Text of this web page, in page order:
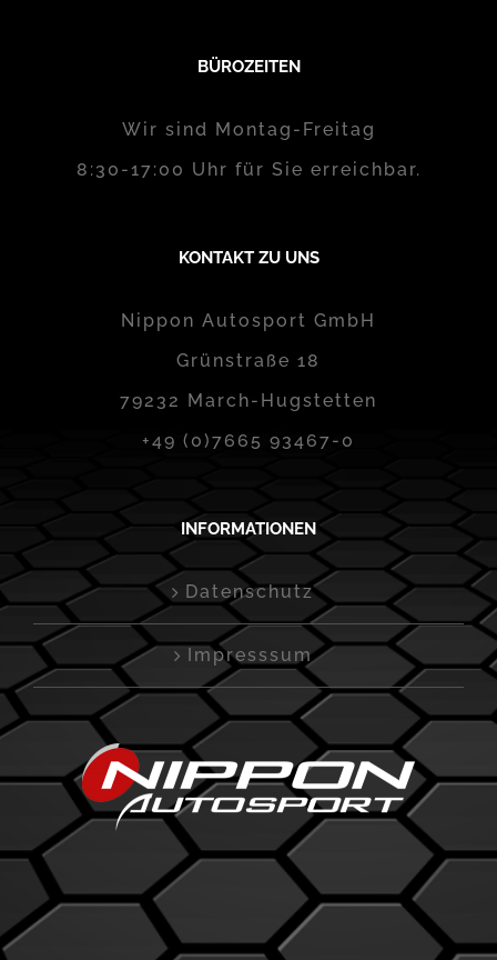
BÜROZEITEN
Wir sind Montag-Freitag
8:30-17:00 Uhr für Sie erreichbar.
KONTAKT ZU UNS
Nippon Autosport GmbH
Grünstraße 18
79232 March-Hugstetten
+49 (0)7665 93467-0
INFORMATIONEN
Datenschutz
Impresssum